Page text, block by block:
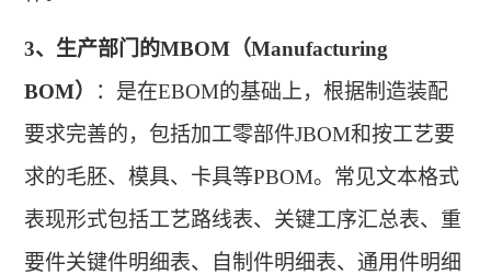
3、 生产部门的MBOM（Manufacturing
BOM）
：是在EBOM的基础上，根据制造装配
要求完善的，包括加工零部件JBOM和按工艺要
求的毛胚、模具、卡具等PBOM。常见文本格式
表现形式包括工艺路线表、关键工序汇总表、重
要件关键件明细表、自制件明细表、通用件明细